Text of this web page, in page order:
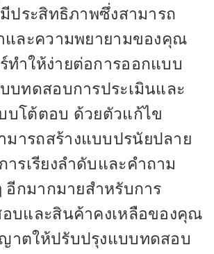
ประสิทธิภาพซึ่งสามารถ
และความพยายามของคุณ
ทำให้ง่ายต่อการออกแบบ
บทดสอบการประเมินและ
บโต้ตอบ ด้วยตัวแก้ไข
ารถสร้างแบบปรนัยปลาย
ารเรียงลำดับและคำถาม
อีกมากมายสำหรับการ
บและสินค้าคงเหลือของคุณ
าตให้ปรับปรุงแบบทดสอบ